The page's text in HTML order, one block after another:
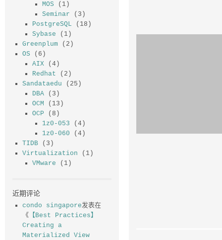
MOS (1)
Seminar (3)
PostgreSQL (18)
Sybase (1)
Greenplum (2)
OS (6)
AIX (4)
Redhat (2)
Sandataedu (25)
DBA (3)
OCM (13)
OCP (8)
1z0-053 (4)
1z0-060 (4)
TIDB (3)
Virtualization (1)
VMware (1)
近期评论
condo singapore发表在
《 【Best Practices】
Creating a
Materialized View